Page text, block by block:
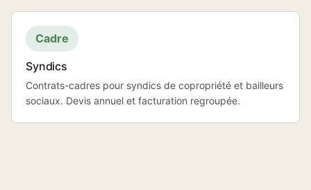
Cadre
Syndics
Contrats-cadres pour syndics de copropriété et bailleurs
sociaux. Devis annuel et facturation regroupée.